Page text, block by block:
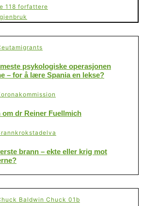
118 forfattere
psykologiske operasjonen
– for å lære Spania en lekse?
om dr Reiner Fuellmich
brann – ekte eller krig mot